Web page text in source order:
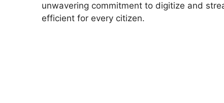
unwavering commitment to digitize and
efficient for every citizen.